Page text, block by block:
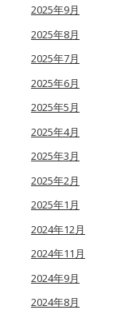
2025年9月
2025年8月
2025年7月
2025年6月
2025年5月
2025年4月
2025年3月
2025年2月
2025年1月
2024年12月
2024年11月
2024年9月
2024年8月